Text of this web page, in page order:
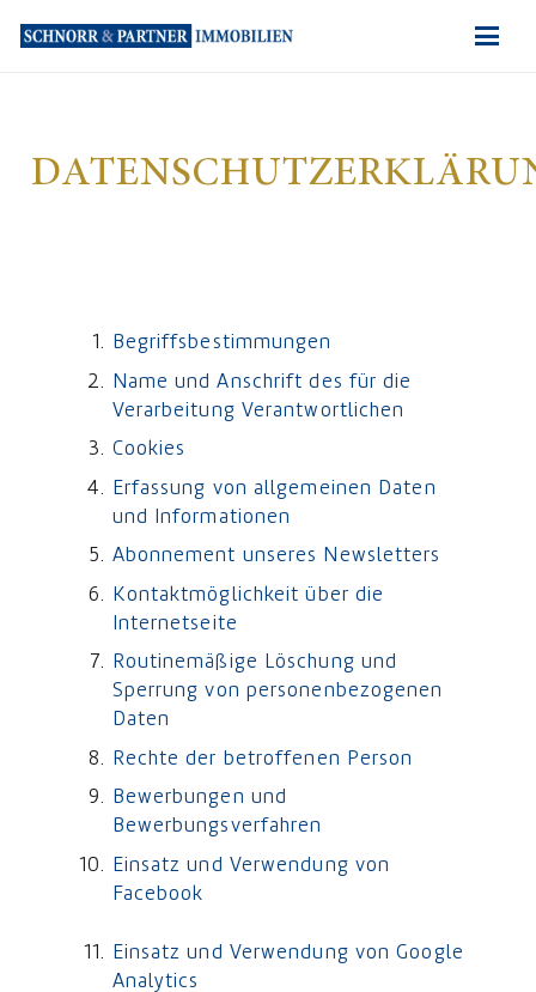
Begriffsbestimmungen
Name und Anschrift des für die
Verarbeitung Verantwortlichen
Cookies
Erfassung von allgemeinen Daten
und Informationen
Abonnement unseres Newsletters
Kontaktmöglichkeit über die
Internetseite
Routinemäßige Löschung und
Sperrung von personenbezogenen
Daten
Rechte der betroffenen Person
Bewerbungen und
Bewerbungsverfahren
Einsatz und Verwendung von
Facebook
Einsatz und Verwendung von Google
Analytics